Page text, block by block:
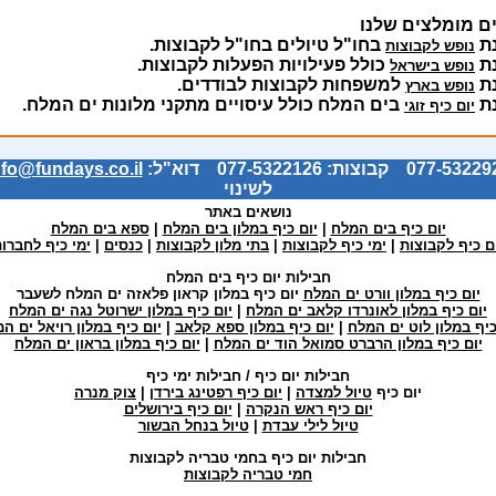
מומלצים שלנו
נופש לקבוצות בחו"ל טיולים בחו"ל לקבוצות.
נופש בישראל כולל פעילויות הפעלות לקבוצות.
נופש בארץ למשפחות לקבוצות לבודדים.
יום כיף זוגי בים המלח כולל עיסויים מתקני מלונות ים המלח.
לשינוי
נושאים באתר
יום כיף בים המלח
יום כיף במלון בים המלח |ספא בים המלח
כיף לקבוצות
ימי כיף לקבוצות בתי מלון לקבוצות כנסים
ימי כיף
חבילות יום כיף בים המלח
יום כיף במלון וורט ים המלח יום כיף במלון קראון פלאזה ים המלח לשעבר
יום כיף במלון לאונרדו קלאב ים המלח
יום כיף במלון ישרוטל נגה ים המלח
כיף במלון לוט ים המלח
יום כיף במלון ספא קלאב
יום כיף במלון רויאל ים
יום כיף במלון הרברט סמואל הוד ים המלח
יום כיף במלון בראון ים המלח
חבילות יום כיף / חבילות ימי כיף
יום כיף טיול למצדה יום כיף רפטינג בירדן
צוק מנרה
יום כיף ראש הנקרה
יום כיף בירושלים
טיול לילי עבדת |טיול בנחל הבשור
חבילות יום כיף בחמי טבריה לקבוצות
חמי טבריה לקבוצות